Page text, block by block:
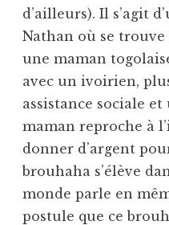
d’ailleurs). Il s’agit
Nathan où se
une maman
avec un ivoirien,
assistance sociale
maman reproche à
donner d’argent
brouhaha s’élève
monde parle en
postule que ce